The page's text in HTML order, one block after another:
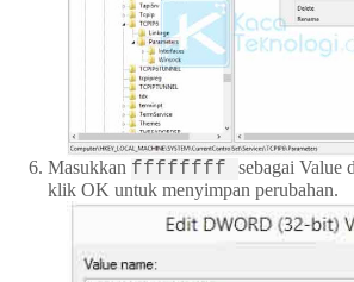
Masukkan ffffffff sebagai Value
klik OK untuk menyimpan perubahan.